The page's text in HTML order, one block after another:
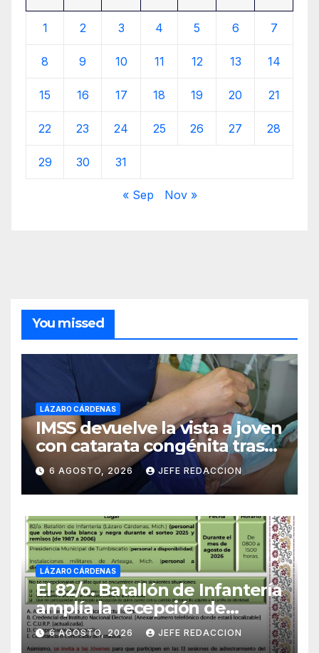
1 2 3 4 5 6 7
8 9 10 11 12 13 14
15 16 17 18 19 20 21
22 23 24 25 26 27 28
29 30 31
« Sep Nov »
You missed
LÁZARO CÁRDENAS
IMSS devuelve la vista a joven
con catarata congénita tras
23 años de limitación visual
6 AGOSTO, 2026 JEFE REDACCION
LÁZARO CÁRDENAS
El 82/o. Batallón de Infantería
amplía la recepción de
documentos para obtener La
Catilla del Servicio Militar
6 AGOSTO, 2026 JEFE REDACCION